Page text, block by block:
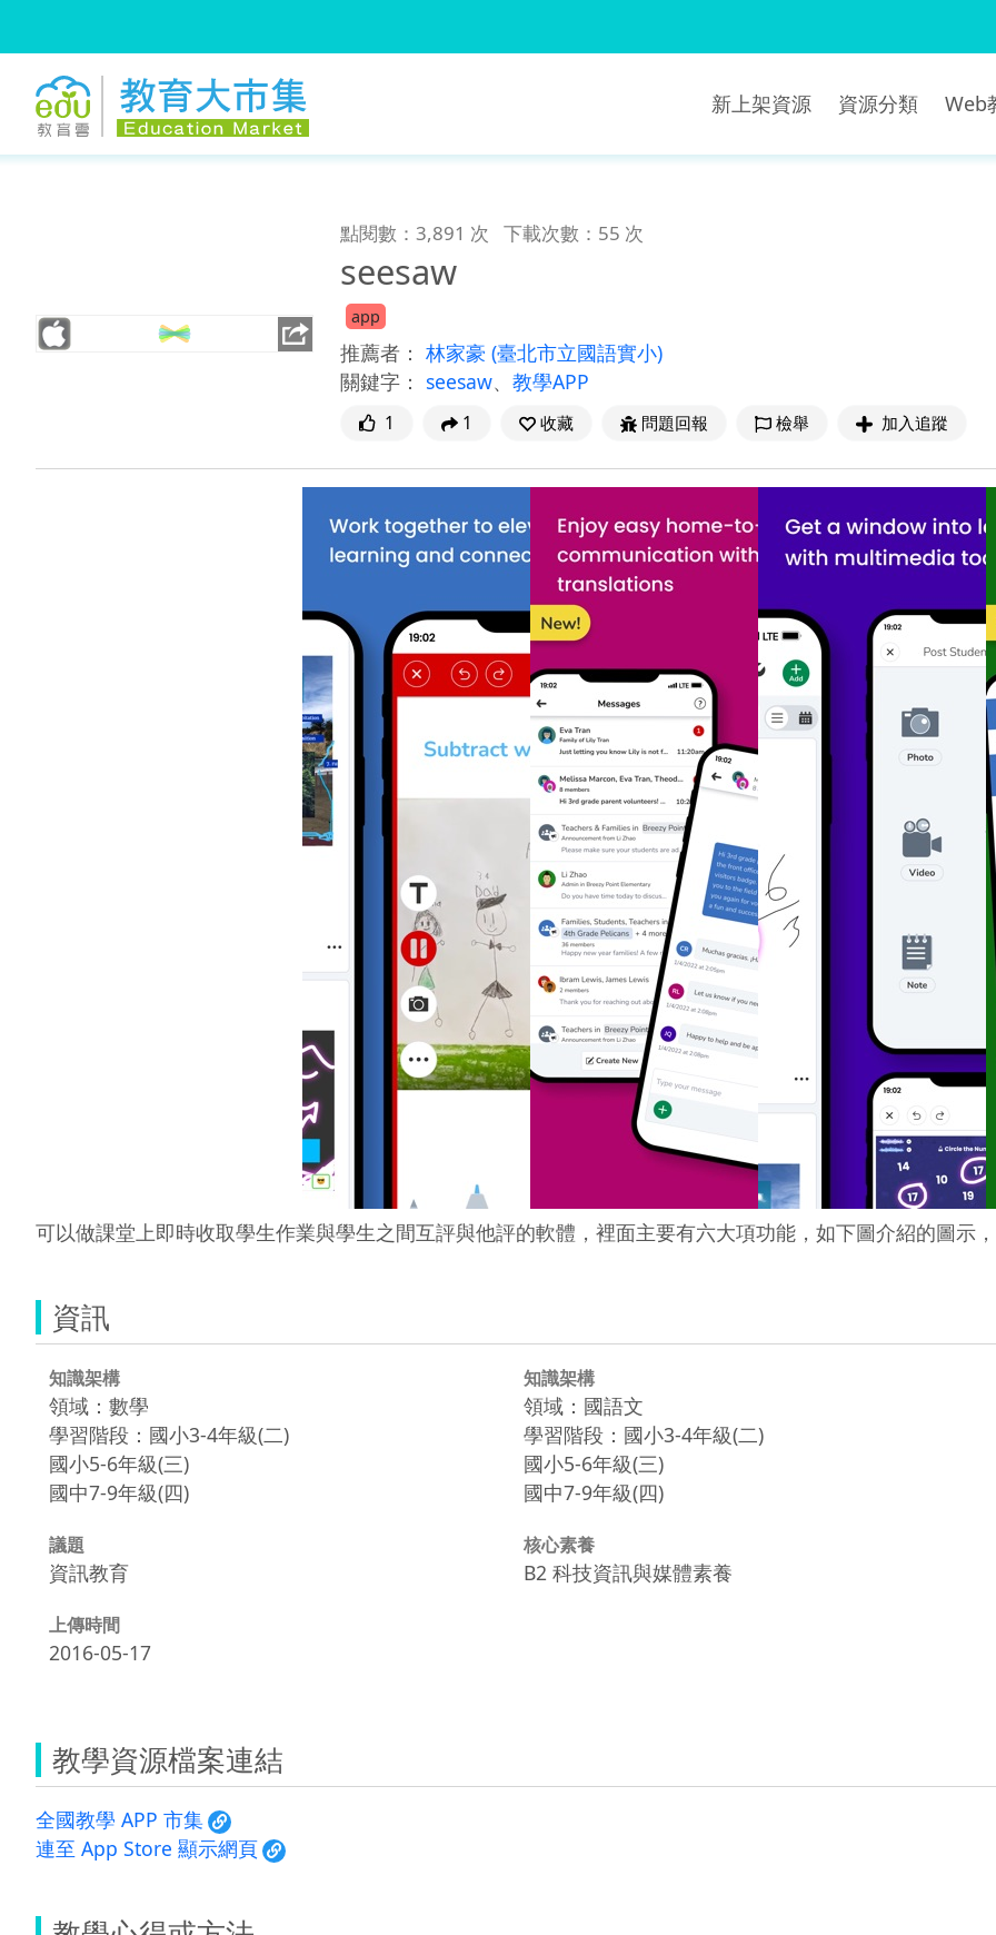
新上架資源 資源分類 Web
點閱數：3,891 次 下載次數：55 次
seesaw
app
推薦者： 林家豪 (臺北市立國語實小)
關鍵字： seesaw、 教學APP
1 1 收藏 問題回報 檢舉 加入追蹤
可以做課堂上即時收取學生作業與學生之間互評與他評的軟體，裡面主要有六大項功能，如下圖介紹的圖示
資訊
知識架構
領域：數學
學習階段：國小3-4年級(二)
國小5-6年級(三)
國中7-9年級(四)
知識架構
領域：國語文
學習階段：國小3-4年級(二)
國小5-6年級(三)
國中7-9年級(四)
議題
資訊教育
核心素養
B2 科技資訊與媒體素養
上傳時間
2016-05-17
教學資源檔案連結
全國教學 APP 市集
連至 App Store 顯示網頁